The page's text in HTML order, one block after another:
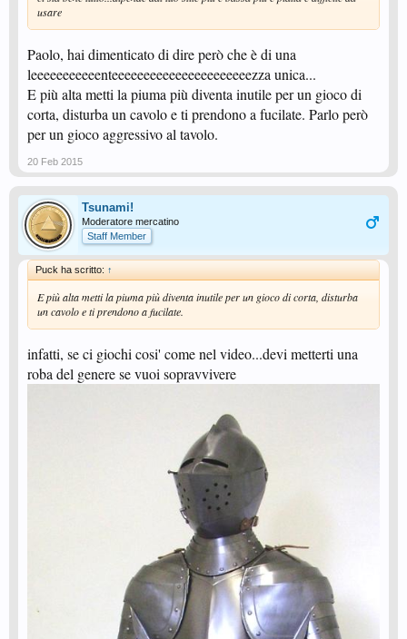
usare
Paolo, hai dimenticato di dire però che è di una
leeeeeeeeeeenteeeeeeeeeeeeeeeeeeeeeezza unica...
E più alta metti la piuma più diventa inutile per un gioco di
corta, disturba un cavolo e ti prendono a fucilate. Parlo però
per un gioco aggressivo al tavolo.
20 Feb 2015
Tsunami!
Moderatore mercatino
Staff Member
Puck ha scritto: ↑
E più alta metti la piuma più diventa inutile per un gioco di corta, disturba
un cavolo e ti prendono a fucilate.
infatti, se ci giochi cosi' come nel video...devi metterti una
roba del genere se vuoi sopravvivere